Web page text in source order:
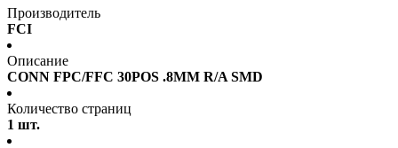
Производитель
FCI
Описание
CONN FPC/FFC 30POS .8MM R/A SMD
Количество страниц
1 шт.